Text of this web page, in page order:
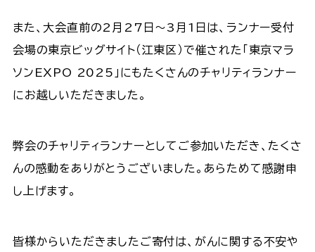
また、大会直前の2月27日～3月1日は、ランナー受付
会場の東京ビッグサイト（江東区）で催された「東京マラ
ソンEXPO 2025」にもたくさんのチャリティランナー
にお越しいただきました。​
弊会のチャリティランナーとしてご参加いただき、たくさ
んの感動をありがとうございました。あらためて感謝申
し上げます。​
皆様からいただきましたご寄付は、がんに関する不安や